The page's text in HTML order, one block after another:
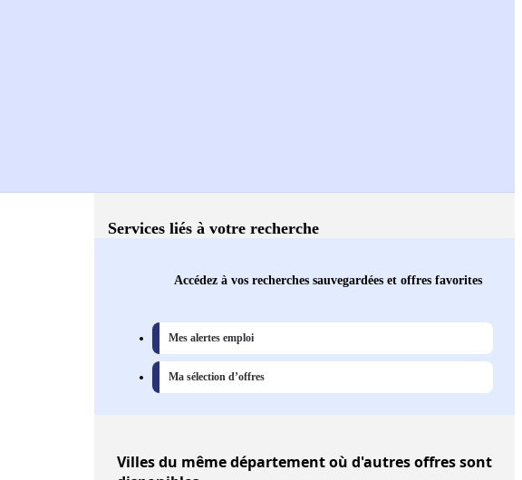
Services liés à votre recherche
Accédez à vos recherches sauvegardées et offres favorites
Mes alertes emploi
Ma sélection d’offres
Villesdu même département où d'autres offres sont